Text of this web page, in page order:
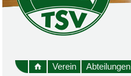
Verein Abteilungen